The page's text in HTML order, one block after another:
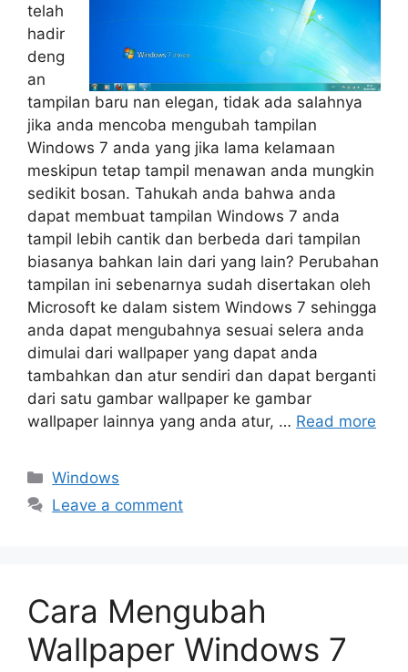
telah
hadir
deng
an
tampilan baru nan elegan, tidak ada salahnya
jika anda mencoba mengubah tampilan
Windows 7 anda yang jika lama kelamaan
meskipun tetap tampil menawan anda mungkin
sedikit bosan. Tahukah anda bahwa anda
dapat membuat tampilan Windows 7 anda
tampil lebih cantik dan berbeda dari tampilan
biasanya bahkan lain dari yang lain? Perubahan
tampilan ini sebenarnya sudah disertakan oleh
Microsoft ke dalam sistem Windows 7 sehingga
anda dapat mengubahnya sesuai selera anda
dimulai dari wallpaper yang dapat anda
tambahkan dan atur sendiri dan dapat berganti
dari satu gambar wallpaper ke gambar
wallpaper lainnya yang anda atur, … Read more
Categories
Windows
Leave a comment
Cara Mengubah
Wallpaper Windows 7